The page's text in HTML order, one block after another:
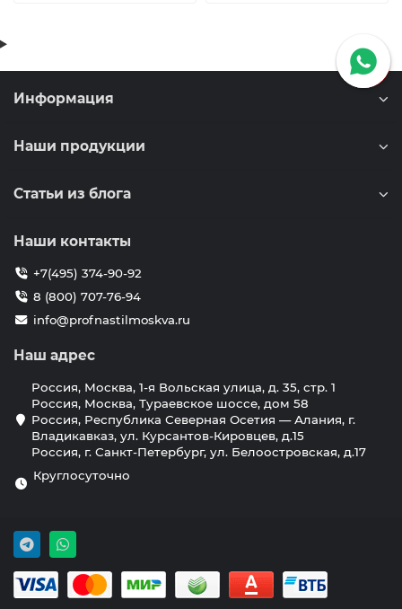
Информация
Наши продукции
Статьи из блога
Наши контакты
+7(495) 374-90-92
8 (800) 707-76-94
info@profnastilmoskva.ru
Наш адрес
Россия, Москва, 1-я Вольская улица, д. 35, стр. 1
Россия, Москва, Тураевское шоссе, дом 58
Россия, Республика Северная Осетия — Алания, г.
Владикавказ, ул. Курсантов-Кировцев, д.15
Россия, г. Санкт-Петербург, ул. Белоостровская, д.17
Круглосуточно